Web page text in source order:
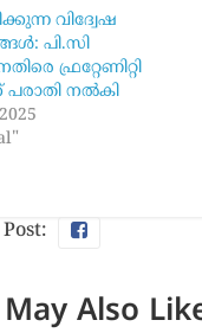
വിദ്വേഷ
പി.സി
ഫ്രറ്റേണിറ്റി
പരാതി നൽകി
Also